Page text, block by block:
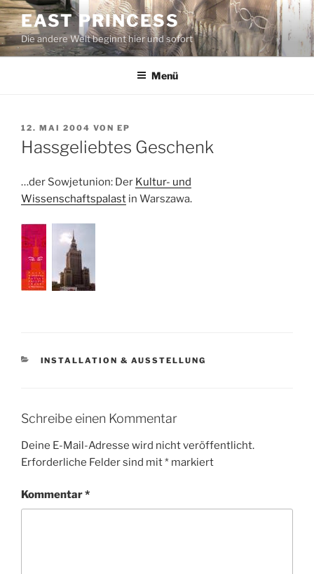
Zum
Inhalt
springen
EAST PRINCESS
Die andere Welt beginnt hier und sofort
Menü
VERÖFFENTLICHT
AM
12. MAI 2004 VON EP
Hassgeliebtes Geschenk
…der Sowjetunion: Der Kultur- und
Wissenschaftspalast in Warszawa.
KATEGORIEN
INSTALLATION & AUSSTELLUNG
Schreibe einen Kommentar
Deine E-Mail-Adresse wird nicht veröffentlicht.
Erforderliche Felder sind mit* markiert
Kommentar*